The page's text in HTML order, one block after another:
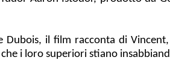
Dubois, il film racconta di
i loro superiori stiano